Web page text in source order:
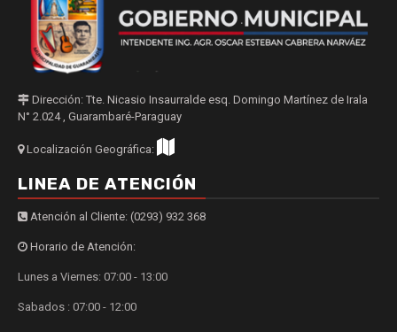
Dirección: Tte. Nicasio Insaurralde esq. Domingo Martínez de Irala
N° 2.024 , Guarambaré-Paraguay
Localización Geográfica:
LINEA DE ATENCIÓN
Atención al Cliente: (0293) 932 368
Horario de Atención:
Lunes a Viernes: 07:00 - 13:00
Sabados : 07:00 - 12:00